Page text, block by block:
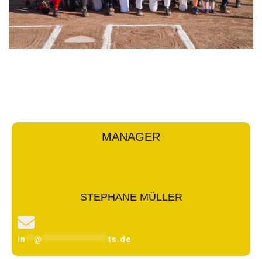
MANAGER
STEPHANE MÜLLER
in @ **************** ts.de